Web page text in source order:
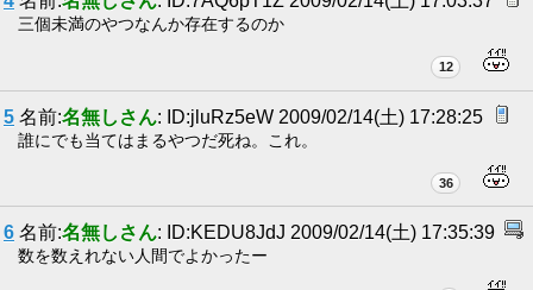
三個未満のやつなんか存在するのか
12
5 名前:名無しさん: ID:jluRz5eW 2009/02/14(土) 17:28:25
誰にでも当てはまるやつだ死ね。これ。
36
6 名前:名無しさん: ID:KEDU8JdJ 2009/02/14(土) 17:35:39
数を数えれない人間でよかったー